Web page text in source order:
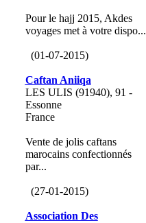
Pour le hajj 2015, Akdes
voyages met à votre dispo...
(01-07-2015)
Caftan Aniiqa
LES ULIS (91940), 91 -
Essonne
France
Vente de jolis caftans
marocains confectionnés
par...
(27-01-2015)
Association Des